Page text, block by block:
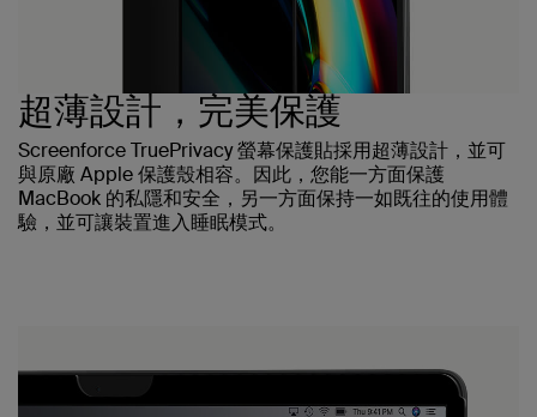
超薄設計，完美保護
Screenforce TruePrivacy 螢幕保護貼採用超薄設計，並可
與原廠 Apple 保護殼相容。因此，您能一方面保護
MacBook 的私隱和安全，另一方面保持一如既往的使用體
驗，並可讓裝置進入睡眠模式。